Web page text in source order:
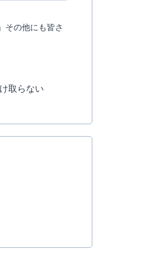
その他にも皆さ
取らない